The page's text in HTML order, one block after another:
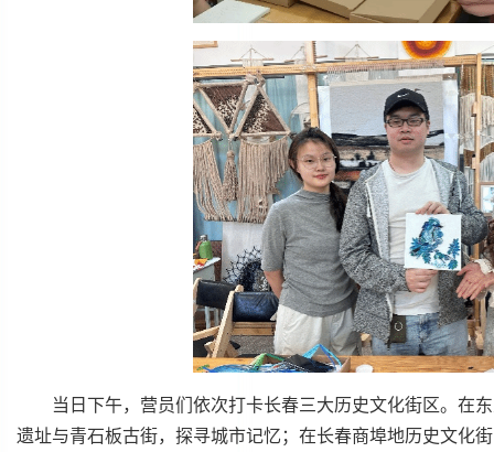
当日下午，营员们依次打卡长春三大历史文化街区。在
遗址与青石板古街，探寻城市记忆；在长春商埠地历史文化